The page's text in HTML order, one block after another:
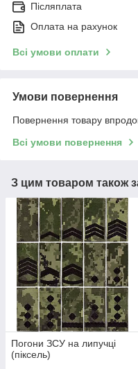
Післяплата
Оплата на рахунок
Всі умови оплати
Умови повернення
Повернення товару
Всі умови повернення
З цим товаром також
Погони ЗСУ на липучці
(піксель)